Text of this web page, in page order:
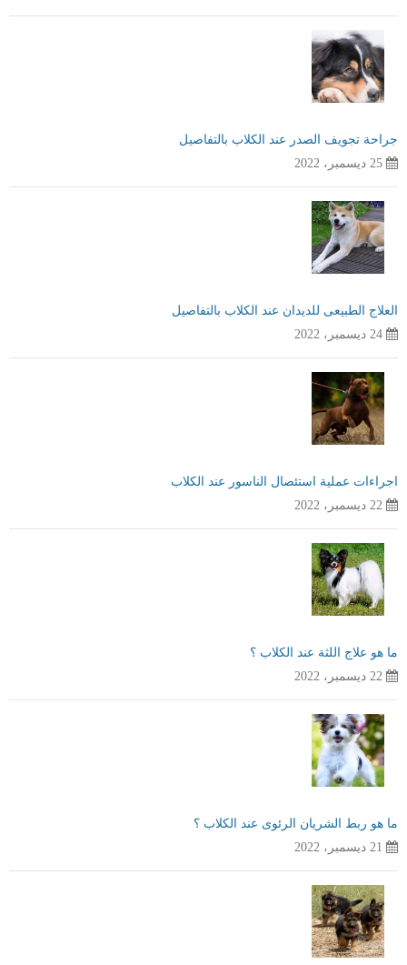
جراحة تجويف الصدر عند الكلاب بالتفاصيل
25 ديسمبر، 2022
العلاج الطبيعى للديدان عند الكلاب بالتفاصيل
24 ديسمبر، 2022
اجراءات عملية استئصال الناسور عند الكلاب
22 ديسمبر، 2022
ما هو علاج اللثة عند الكلاب ؟
22 ديسمبر، 2022
ما هو ربط الشريان الرئوى عند الكلاب ؟
21 ديسمبر، 2022